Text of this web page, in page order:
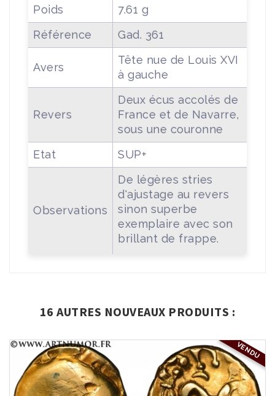
Poids
7.61 g
Référence
Gad. 361
Avers
Tête nue de Louis XVI
à gauche
Revers
Deux écus accolés de
France et de Navarre,
sous une couronne
Etat
SUP+
Observations
De légères stries
d'ajustage au revers
sinon superbe
exemplaire avec son
brillant de frappe.
16 AUTRES NOUVEAUX PRODUITS :
VENDU